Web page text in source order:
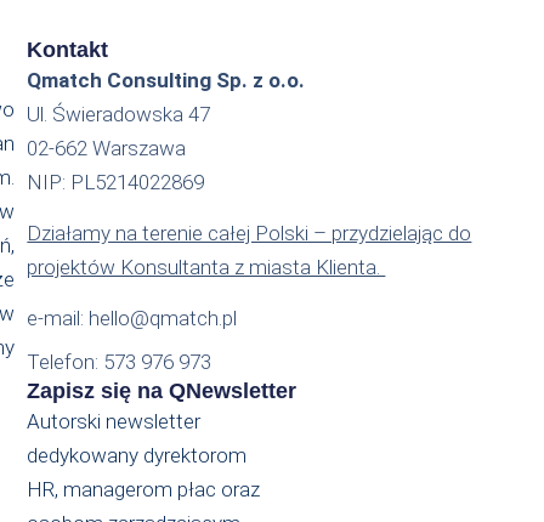
Kontakt
Qmatch Consulting Sp. z o.o.
Ul. Świeradowska 47
02-662 Warszawa
NIP: PL5214022869
Działamy na terenie całej Polski – przydzielając do
projektów Konsultanta z miasta Klienta.
e-mail: hello@qmatch.pl
Telefon: 573 976 973
Zapisz się na QNewsletter
Autorski newsletter
dedykowany dyrektorom
HR, managerom płac oraz